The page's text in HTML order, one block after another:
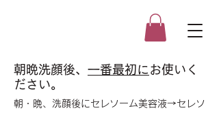
朝晩洗顔後、 一番最初に お使いく
ださい。
朝・晩、洗顔後にセレソーム美容液→セレソ